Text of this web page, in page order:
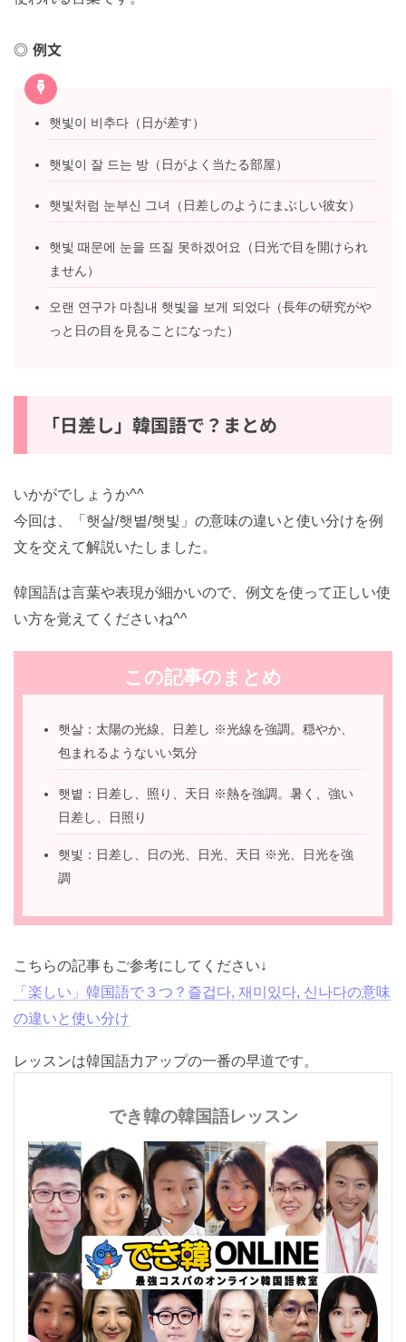
明るい）, 햇빛이 들다（日が当たる）など、会話で最も
例文
햇빛이 비추다（日が差す）
햇빛이 잘 드는 방（日がよく当たる部屋）
햇빛처럼 눈부신 그녀（日差しのようにまぶしい彼女）
햇빛 때문에 눈을 뜨질 못하겠어요（日光で目を開けら
れません）
いかがでしょうか^^
今回は、「햇살/햇볕/햇빛」の意味の違いと使い分けを
例文を交えて解説いたしました。
韓国語は言葉や表現が細かいので、例文を使って正しい
使い方を覚えてくださいね^^
햇살：太陽の光線、日差し ※光線を強調。穏や
か、包まれるようないい気分
い日差し、日照り
強調
こちらの記事もご参考にしてください↓
「楽しい」韓国語で３つ？즐겁다, 재미있다, 신나다の意
味の違いと使い分け
でき韓の韓国語レッスン